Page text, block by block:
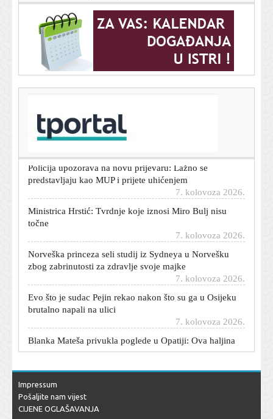
Zahuktava se utrka za hrvatskog napadača: Gattuso ga
želi!
Policija upozorava na novu prijevaru: Lažno se
predstavljaju kao MUP i prijete uhićenjem
7. kolovoza 2026.
točne
zbog zabrinutosti za zdravlje svoje majke
7. kolovoza 2026.
brutalno napali na ulici
nije mogla proći neopaženo
zakinuti u BiH
Impressum
Pošaljite nam vijest
CIJENE OGLAŠAVANJA